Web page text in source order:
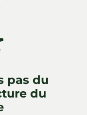
pas du
du